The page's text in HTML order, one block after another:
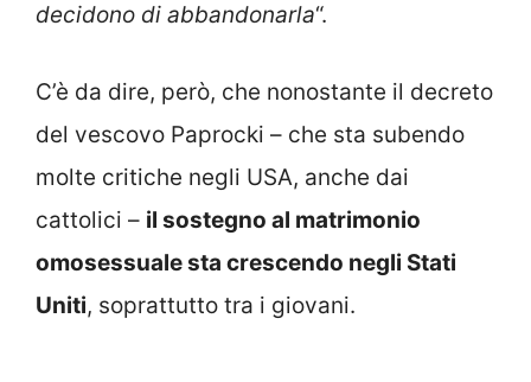
decidono di abbandonarla“.
C’è da dire, però, che nonostante il decreto
del vescovo Paprocki – che sta subendo
molte critiche negli USA, anche dai
cattolici – il sostegno al matrimonio
omosessuale sta crescendo negli Stati
Uniti, soprattutto tra i giovani.